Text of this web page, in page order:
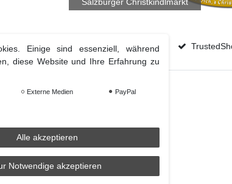
Salzburger Christkindlmarkt
Ab € 70 (DE & AT)
Weihnachtsdeko
Einige sind essenziell, während
diese Website und Ihre Erfahrung zu
Externe Medien PayPal
Alle akzeptieren
Notwendige akzeptieren